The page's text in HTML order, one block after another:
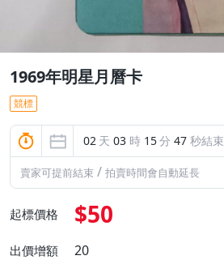
1969年明星月曆卡
競標
02 天 03 時 15分 47 秒結束
賣家可提前結束 / 拍賣時間會自動延長
起標價格 $50
出價增額 20